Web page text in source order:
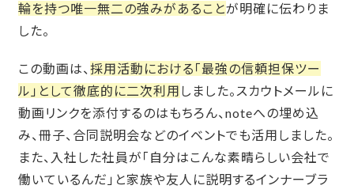
輪を持つ唯一無二の強みがあることが明確に伝わりま
した。
この動画は、 採用活動における「最強の信頼担保ツー
ル」として徹底的に二次利用 しました。スカウトメールに
動画リンクを添付するのはもちろん、noteへの埋め込
み、冊子、合同説明会などのイベントでも活用しました。
また、入社した社員が「自分はこんな素晴らしい会社で
働いているんだ」と家族や友人に説明するインナーブラ